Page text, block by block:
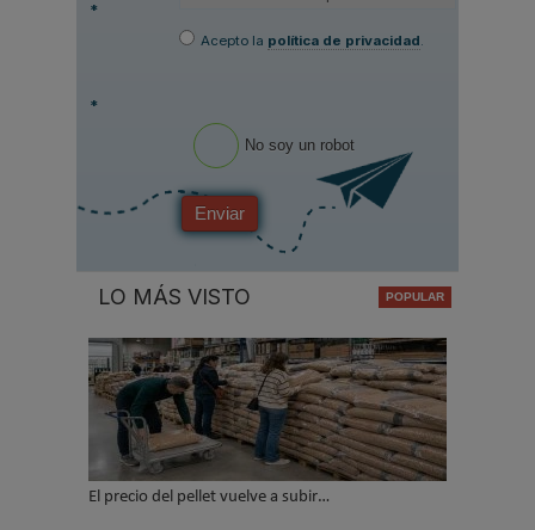
*
Acepto la política de privacidad.
*
No soy un robot
Enviar
LO MÁS VISTO
El precio del pellet vuelve a subir…